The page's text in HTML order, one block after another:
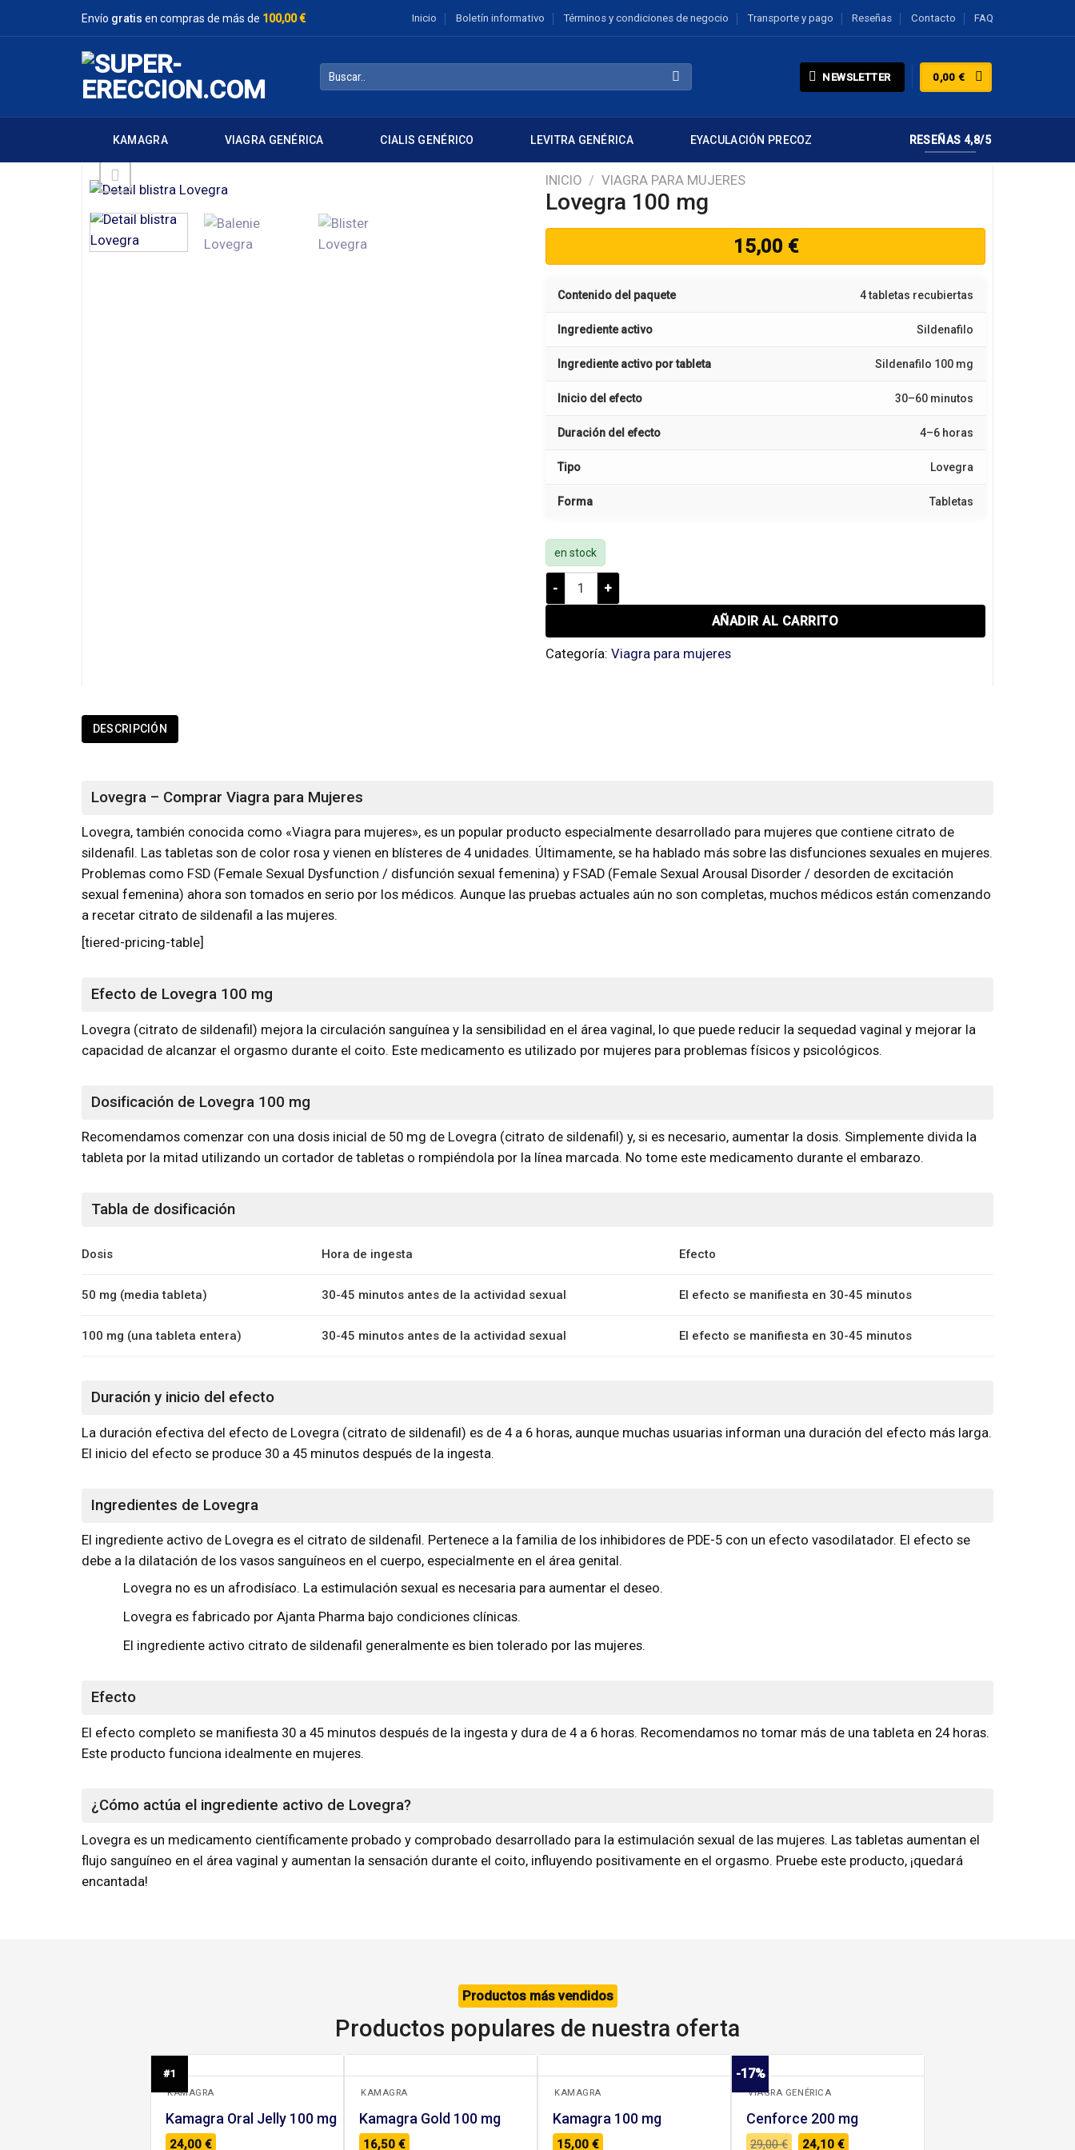
Envío gratis en compras de más de 100,00 € Inicio Boletín informativo Términos y condiciones de negocio Transporte y pago Reseñas Contacto FAQ
Buscar
NEWSLETTER 0,00€
KAMAGRA VIAGRA GENÉRICA CIALIS GENÉRICO LEVITRA GENÉRICA EYACULACIÓN PRECOZ RESEÑAS 4,8/5
INICIO / VIAGRA PARA MUJERES
Lovegra 100 mg
15,00 €
Contenido del paquete 4 tabletas recubiertas
Ingrediente activo Sildenafilo
Ingrediente activo por tableta Sildenafilo 100 mg
Inicio del efecto 30–60 minutos
Duración del efecto 4–6 horas
Tipo Lovegra
Forma Tabletas
en stock
Lovegra 100 mg cantidad
AÑADIR AL CARRITO
Categoría: Viagra para mujeres
DESCRIPCIÓN
Lovegra – Comprar Viagra para Mujeres
Lovegra, también conocida como «Viagra para mujeres», es un popular producto especialmente desarrollado para mujeres que contiene citrato de
sildenafil. Las tabletas son de color rosa y vienen en blísteres de 4 unidades. Últimamente, se ha hablado más sobre las disfunciones sexuales en mujeres.
Problemas como FSD (Female Sexual Dysfunction / disfunción sexual femenina) y FSAD (Female Sexual Arousal Disorder / desorden de excitación
sexual femenina) ahora son tomados en serio por los médicos. Aunque las pruebas actuales aún no son completas, muchos médicos están comenzando
a recetar citrato de sildenafil a las mujeres.
[tiered-pricing-table]
Efecto de Lovegra 100 mg
Lovegra (citrato de sildenafil) mejora la circulación sanguínea y la sensibilidad en el área vaginal, lo que puede reducir la sequedad vaginal y mejorar la
capacidad de alcanzar el orgasmo durante el coito. Este medicamento es utilizado por mujeres para problemas físicos y psicológicos.
Dosificación de Lovegra 100 mg
Recomendamos comenzar con una dosis inicial de 50 mg de Lovegra (citrato de sildenafil) y, si es necesario, aumentar la dosis. Simplemente divida la
tableta por la mitad utilizando un cortador de tabletas o rompiéndola por la línea marcada. No tome este medicamento durante el embarazo.
Tabla de dosificación
Dosis Hora de ingesta Efecto
50 mg (media tableta) 30-45 minutos antes de la actividad sexual El efecto se manifiesta en 30-45 minutos
100 mg (una tableta entera) 30-45 minutos antes de la actividad sexual El efecto se manifiesta en 30-45 minutos
Duración y inicio del efecto
La duración efectiva del efecto de Lovegra (citrato de sildenafil) es de 4 a 6 horas, aunque muchas usuarias informan una duración del efecto más larga.
El inicio del efecto se produce 30 a 45 minutos después de la ingesta.
Ingredientes de Lovegra
El ingrediente activo de Lovegra es el citrato de sildenafil. Pertenece a la familia de los inhibidores de PDE-5 con un efecto vasodilatador. El efecto se
debe a la dilatación de los vasos sanguíneos en el cuerpo, especialmente en el área genital.
Lovegra no es un afrodisíaco. La estimulación sexual es necesaria para aumentar el deseo.
Lovegra es fabricado por Ajanta Pharma bajo condiciones clínicas.
El ingrediente activo citrato de sildenafil generalmente es bien tolerado por las mujeres.
Efecto
El efecto completo se manifiesta 30 a 45 minutos después de la ingesta y dura de 4 a 6 horas. Recomendamos no tomar más de una tableta en 24 horas.
Este producto funciona idealmente en mujeres.
¿Cómo actúa el ingrediente activo de Lovegra?
Lovegra es un medicamento científicamente probado y comprobado desarrollado para la estimulación sexual de las mujeres. Las tabletas aumentan el
flujo sanguíneo en el área vaginal y aumentan la sensación durante el coito, influyendo positivamente en el orgasmo. Pruebe este producto, ¡quedará
encantada!
Productos más vendidos
Productos populares de nuestra oferta
#1
KAMAGRA
Kamagra Oral Jelly 100 mg
24,00 €
KAMAGRA
Kamagra Gold 100 mg
16,50 €
KAMAGRA
Kamagra 100 mg
15,00 €
-17%
VIAGRA GENÉRICA
Cenforce 200 mg
29,00€ El
24,10€